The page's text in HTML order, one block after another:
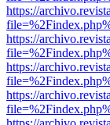
https://
https://
https://
https://